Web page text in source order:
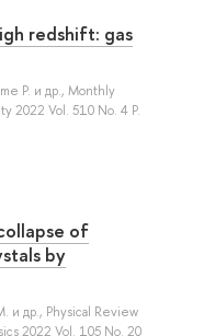
redshift: gas
P. и др., Monthly
2022 Vol. 510 No. 4 P.
of
by
и др., Physical Review
2022 Vol. 105 No. 20